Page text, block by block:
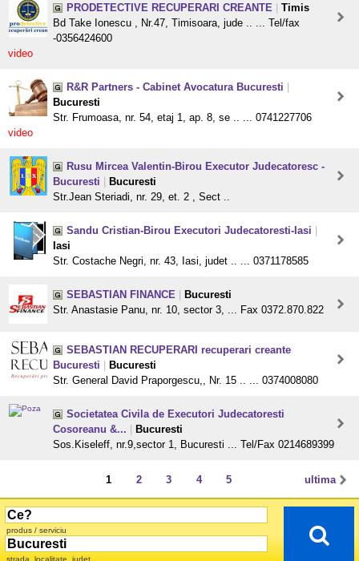
PRODETECTIVE RECUPERARI CREANTE
Timis
Bd Take Ionescu , Nr.47, Timisoara, jude .. ... Tel/fax
-0356424600
video
R&R Partners - Cabinet Avocatura Bucuresti
Bucuresti
Str. Frumoasa, nr. 54, etaj 1, ap. 8, se .. ... 0741227706
video
Rusu Mircea Valentin-Birou Executor Judecatoresc -
Bucuresti
Bucuresti
Str.Jean Steriadi, nr. 29, et. 2 , Sect ..
Sandu Cristian-Birou Executori Judecatoresti-Iasi
Iasi
Str. Costache Negri, nr. 43, Iasi, judet .. ... 0371178585
SEBASTIAN FINANCE
Bucuresti
Str. Anastasie Panu, nr. 10, sector 3, ... Fax 0372.870.822
SEBASTIAN RECUPERARI recuperari creante
Bucuresti
Bucuresti
Str. General David Praporgescu,, Nr. 15 .. ... 0374008080
Societatea Civila de Executori Judecatoresti
Cosoreanu &...
Bucuresti
Sos.Kiseleff, nr.9,sector 1, Bucuresti ... Tel/Fax 0214689399
ultima
1 2 3 4 5
produs / serviciu